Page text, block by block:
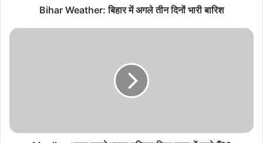
Bihar Weather: बिहार में अगले तीन दिनों भारी बारिश